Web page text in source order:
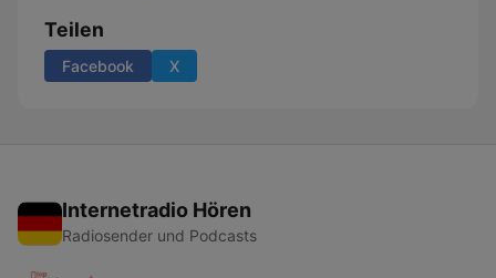
Teilen
Facebook X
Internetradio Hören
Radiosender und Podcasts